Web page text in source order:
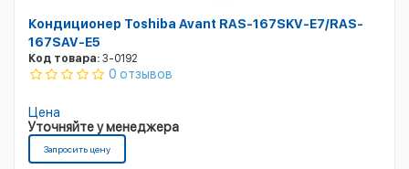
Кондиционер Toshiba Avant RAS-167SKV-E7/RAS-
167SAV-E5
Код товара: 3-0192
0 отзывов
Цена
Уточняйте у менеджера
Запросить цену